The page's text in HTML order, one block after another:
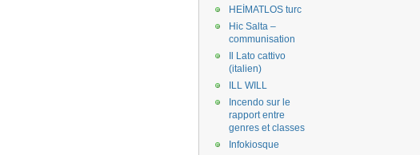
HEİMATLOS turc
Hic Salta –
communisation
Il Lato cattivo
(italien)
ILL WILL
Incendo sur le
rapport entre
genres et classes
Infokiosque